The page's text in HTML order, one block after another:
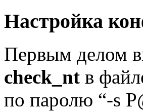
Настройка
Первым делом
check_nt в
по паролю “-s